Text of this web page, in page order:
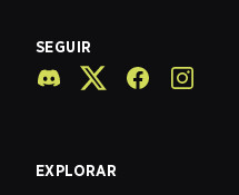
SEGUIR
EXPLORAR